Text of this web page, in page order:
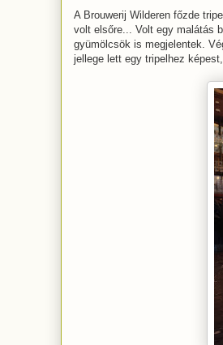
A Brouwerij Wilderen főzde
volt elsőre... Volt egy malátás
gyümölcsök is megjelentek.
jellege lett egy tripelhez